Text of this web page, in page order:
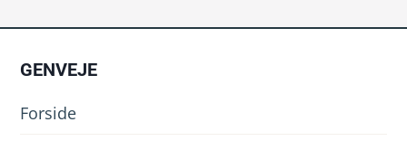
GENVEJE
Forside